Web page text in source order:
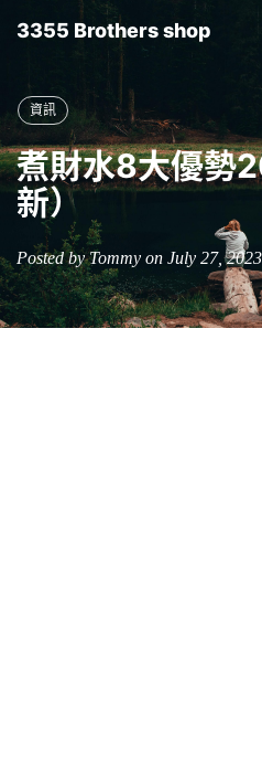
3355 Brothers shop
資訊
煮財水8大優勢
新）
Posted by Tommy on July 27, 2023